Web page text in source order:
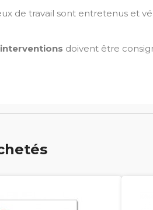
de travail sont entretenus et
interventions doivent être